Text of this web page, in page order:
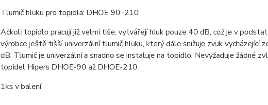
Tlumič hluku pro topidla: DHOE 90–210
Ačkoli topidlo pracují již velmi tiše, vytvářejí hluk pouze 40 dB, což je v
výrobce ještě tišší univerzální tlumič hluku, který dále snižuje zvuk vycházející
dB. Tlumič je univerzální a snadno se instaluje na topidlo. Nevyžaduje žádné
topidel Hipers DHOE-90 až DHOE-210.
1ks v balení